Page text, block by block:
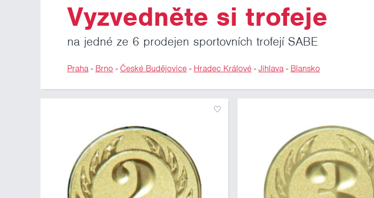
Vyzvedněte si trofeje
na jedné ze 6 prodejen sportovních trofejí SABE
Praha- Brno - České Budějovice- Hradec Králové-Jihlava- Blansko